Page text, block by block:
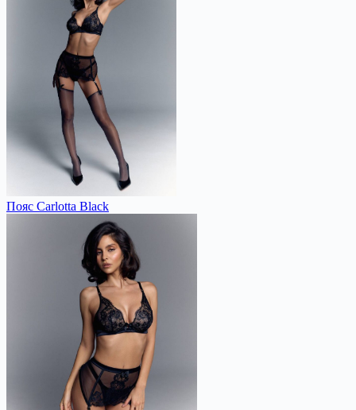
Пояс Carlotta Black